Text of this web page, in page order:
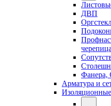
ДВП
черепица
Фанера,
Арматура и